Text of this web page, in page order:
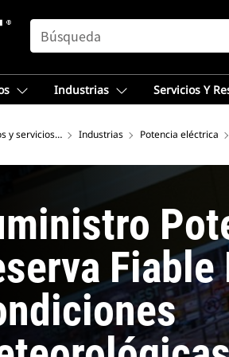
SEARCH
Industrias Servicios Y
y servicios – Norteamérica
Industrias Potencia eléctrica
Fiable